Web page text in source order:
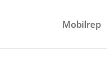
Mobilrep